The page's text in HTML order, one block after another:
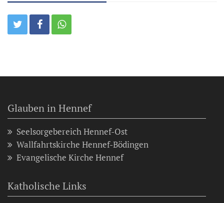
Glauben in Hennef
Seelsorgebereich Hennef-Ost
Wallfahrtskirche Hennef-Bödingen
Evangelische Kirche Hennef
Katholische Links